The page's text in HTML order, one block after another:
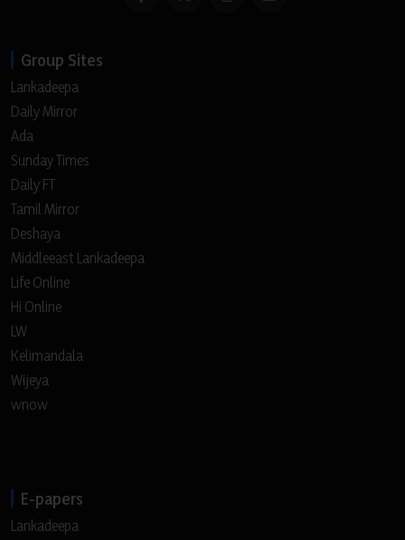
Group Sites
Lankadeepa
Daily Mirror
Ada
Sunday Times
Daily FT
Tamil Mirror
Deshaya
Middleeast Lankadeepa
Life Online
Hi Online
LW
Kelimandala
Wijeya
wnow
E-papers
Lankadeepa